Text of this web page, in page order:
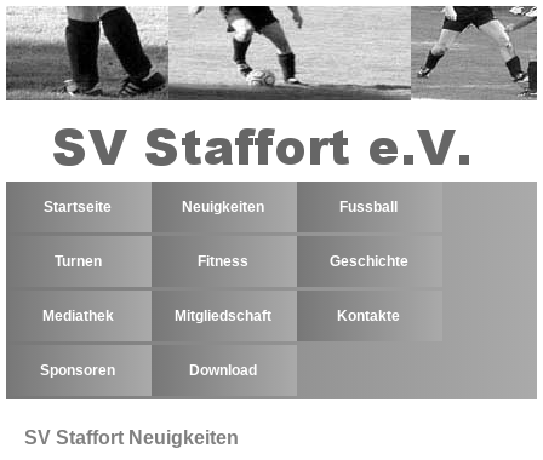
Startseite Neuigkeiten Fussball
Turnen Fitness Geschichte
Mediathek Mitgliedschaft Kontakte
Sponsoren Download
SV Staffort Neuigkeiten